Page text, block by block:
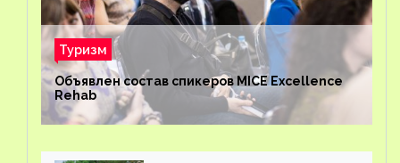
Туризм
Объявлен состав спикеров MICE Excellence
Rehab